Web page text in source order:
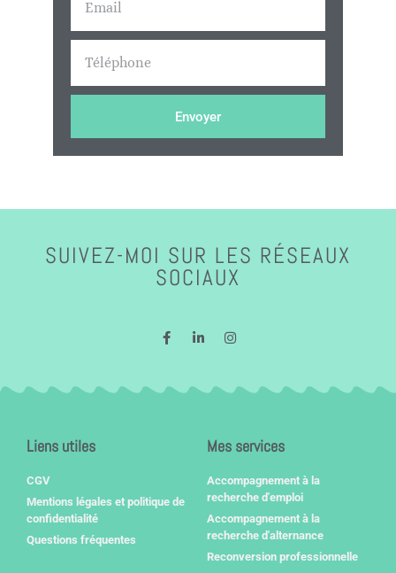
Envoyer
SUIVEZ-MOI SUR LES RÉSEAUX
SOCIAUX
Liens utiles
CGV
Mentions légales et politique de
confidentialité
Questions fréquentes
Mes services
Accompagnement à la
recherche d'emploi
Accompagnement à la
recherche d'alternance
Reconversion professionnelle